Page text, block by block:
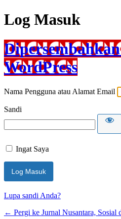
Log Masuk
WordPress
Nama Pengguna atau Alamat Email
Sandi
Ingat Saya
Lupa sandi Anda?
← Pergi ke Jurnal Nusantara, Sosial